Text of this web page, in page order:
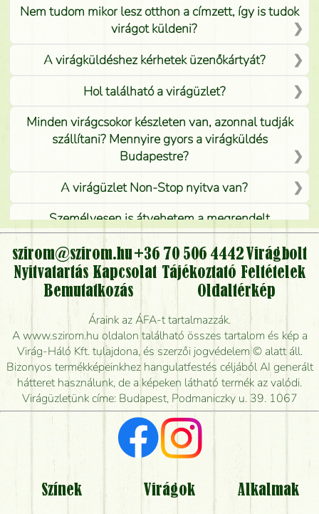
Nem tudom mikor lesz otthon a címzett, így is tudok
virágot küldeni?
A virágküldéshez kérhetek üzenőkártyát?
Hol található a virágüzlet?
Minden virágcsokor készleten van, azonnal tudják
szállítani? Mennyire gyors a virágküldés
Budapestre?
A virágüzlet Non-Stop nyitva van?
Személyesen is átvehetem a megrendelt
virágcsokrot, vagy csak virágküldéssel, kiszállítással
kérhető?
Vidékre is lehet rendelni?
Meddig rendelhetek virágküldést úgy, hogy még ma
kiszállítsák?
Mennyire gyorsan tudják elkészíteni a csokrot, és
mikor tudják leghamarabb kiszállítani?
Vörös rózsát keresek, van önöknél?
Milyen visszajelzést kapok a virágküldésről?
Tényleg azt kapom, ami a képen van?
Mit kell tudni a virágcsokrok szállításáról?
szirom@szirom.hu+36 70 506 4442Virágbolt
Nyitvatartás Kapcsolat Tájékoztató Feltételek
Bemutatkozás
Oldaltérkép
Áraink az ÁFA-t tartalmazzák.
A www.szirom.hu oldalon található összes tartalom és kép a
Virág-Háló Kft. tulajdona, és szerzői jogvédelem © alatt áll.
Bizonyos termékképeinkhez hangulatfestés céljából AI generált
hátteret használunk, de a képeken látható termék az valódi.
Virágüzletünk címe: Budapest, Podmaniczky u. 39. 1067
Színek Virágok Alkalmak